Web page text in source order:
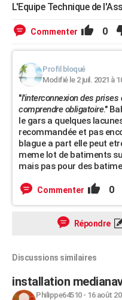
L'Equipe Technique de
Commenter 0
Profil bloqué
Modifié le 2 juil. 2021 à
"l'interconnexion des
comprendre obligatoire."
le gars a quelques
recommandée et pas
blague a part elle peut
meme lot de batiments
mais pas pour des
Commenter 0
Répondre
Discussions similaires
installation
Philippe64510- 16 août